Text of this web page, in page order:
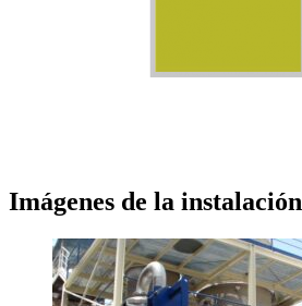
Imágenes de la instalación